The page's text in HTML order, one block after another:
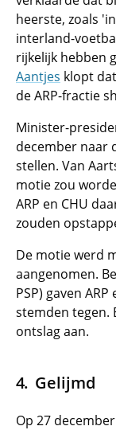
heerste, zoals
interland-
rijkelijk hebben
Aantjes klopt
de ARP-fractie
Minister-
december naar
stellen. Van
motie zou
ARP en CHU
zouden
De motie werd
aangenomen.
PSP) gaven
stemden tegen.
ontslag aan.
Gelijmd
Op 27